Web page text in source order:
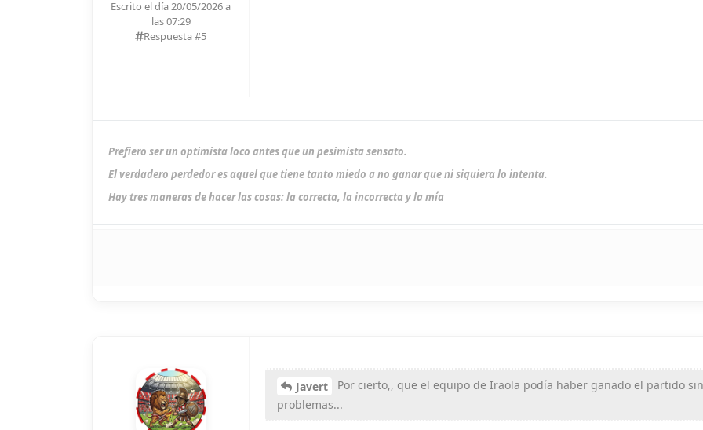
Escrito el día 20/05/2026 a
las 07:29
Respuesta #5
Prefiero ser un optimista loco antes que un pesimista sensato.
El verdadero perdedor es aquel que tiene tanto miedo a no ganar que ni siquiera lo intenta.
Hay tres maneras de hacer las cosas: la correcta, la incorrecta y la mía
Javert
Por cierto,, que el equipo de Iraola podía haber ganado el partido sin
problemas...